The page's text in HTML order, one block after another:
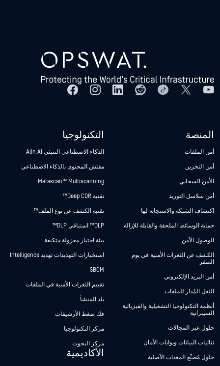
المنصة
أمن الملفات
أمن التخزين
الأمن السحابي
أمن سلاسل التوريد
اكتشاف الشبكة والاستجابة لها
حماية الوسائط الملحقة والقابلة للإزالة
الوصول الآمن
الكشف عن الثغرات الأمنية في يوم
الصفر
أمن البريد الإلكتروني
النقل المُدار للملفات
أنظمة التكنولوجيا التشغيلية والفيزيائية
السيبرانية
حلول عبر المجالات
ثنائيات البيانات وبوابات الأمان
حلول مُصنِّع المعدات الأصلية
التكنولوجيا
الذكاء الاصطناعي التنبئي Alin AI
مفتش المحتوى بالذكاء الاصطناعي
Metascan™ Multiscanning
تقنية Deep CDR™
تقنية الكشف عن نوع الملف™
DLP™ استباقي DLP™
بيئة اختبار معزولة متكيفة
استخبارات التهديدات تهديد Intelligence
SBOM
تقييم الثغرات الأمنية في الملفات
بلد المنشأ
فك ضغط الأرشيفات
مركز التكنولوجيا
مركز البحوث
الأكاديمية